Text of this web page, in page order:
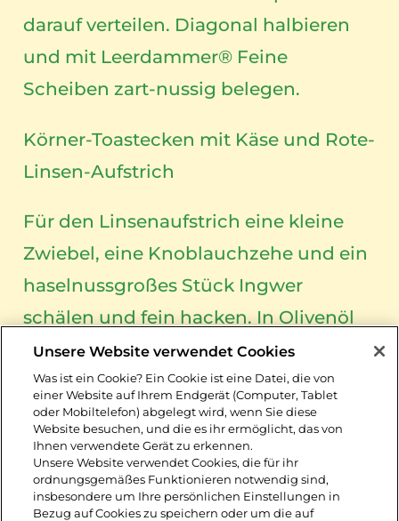
darauf verteilen. Diagonal halbieren
und mit Leerdammer® Feine
Scheiben zart-nussig belegen.
Körner-Toastecken mit Käse und Rote-
Linsen-Aufstrich
Für den Linsenaufstrich eine kleine
Zwiebel, eine Knoblauchzehe und ein
haselnussgroßes Stück Ingwer
schälen und fein hacken. In Olivenöl
andünsten. 100 g rote Linsen
dazugeben und kurz andünsten. Mit
200 ml Gemüsebrühe ablöschen,
aufkochen und 12 Minuten köcheln
lassen. Abkühlen lassen, dann grob
pürieren, mit Limettensaft, Salz und
Unsere Website verwendet Cookies
Was ist ein Cookie? Ein Cookie ist eine Datei, die von
einer Website auf Ihrem Endgerät (Computer, Tablet
oder Mobiltelefon) abgelegt wird, wenn Sie diese
Website besuchen, und die es ihr ermöglicht, das von
Ihnen verwendete Gerät zu erkennen.
Unsere Website verwendet Cookies, die für ihr
ordnungsgemäßes Funktionieren notwendig sind,
insbesondere um Ihre persönlichen Einstellungen in
Bezug auf Cookies zu speichern oder um die auf